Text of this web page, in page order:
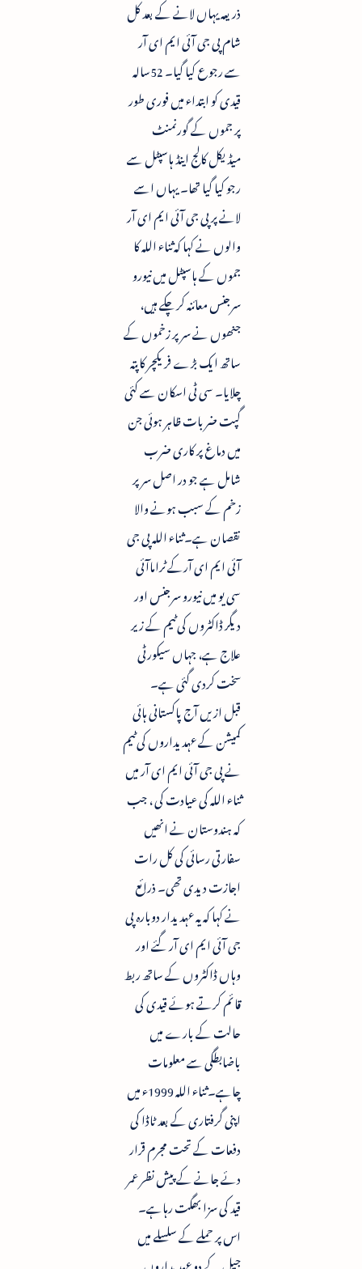
ذریعہ یہاں لانے کے بعد کل
شام پی جی آئی ایم ای آر
سے رجوع کیا گیا۔ 52سالہ
قیدی کو ابتداء میں فوری طور
پر جموں کے گورنمنٹ
میڈیکل کالج اینڈ ہاسپٹل سے
رجو کیا گیا تھا۔ یہاں اسے
لانے پر پی جی آئی ایم ای آر
والوں نے کہا کہ ثناء اللہ کا
جموں کے ہاسپٹل میں نیورو
سرجنس معائنہ کرچکے ہیں،
جنھوں نے سر پر زخموں کے
ساتھ ایک بڑے فریکچر کا پتہ
چلایا۔ سی ٹی اسکان سے کئی
گپت ضربات ظاہر ہوئی جن
میں دماغ پر کاری ضرب
شامل ہے جو در اصل سر پر
زخم کے سبب ہونے والا
نقصان ہے۔ ثناء اللہ پی جی
آئی ایم ای آرکے ٹراماآئی
سی یو میں نیورو سرجنس اور
دیگر ڈاکٹروں کی ٹیم کے زیر
علاج ہے، جہاں سیکورٹی
سخت کردی گئی ہے۔
قبل ازیں آج پاکستانی ہائی
کمیشن کے عہدیداروں کی ٹیم
نے پی جی آئی ایم ای آر میں
ثناء اللہ کی عیادت کی ، جب
کہ ہندوستان نے انھیں
سفارتی رسائی کی کل رات
اجازت دیدی تھی۔ ذرائع
نے کہا کہ یہ عہدیدار دوبارہ پی
جی آئی ایم ای آر گئے اور
وہاں ڈاکٹروں کے ساتھ ربط
قائم کرتے ہوئے قیدی کی
حالت کے بارے میں
باضابطگی سے معلومات
چاہے۔ ثناء اللہ 1999ء میں
اپنی گرفتاری کے بعد ٹاڈا کی
دفعات کے تحت مجرم قرار
دئے جانے کے پیش نظر عمر
قید کی سزا بھگت رہاہے۔
اس پر حملے کے سلسلے میں